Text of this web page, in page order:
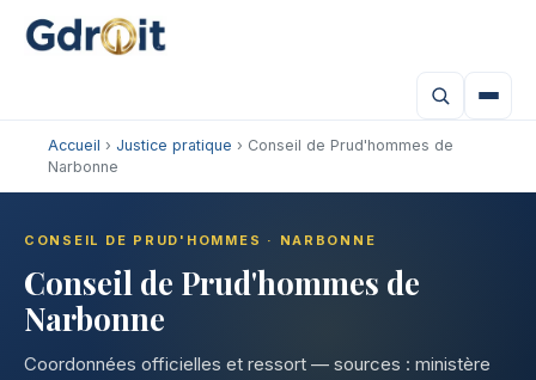
Accueil › Justice pratique › Conseil de Prud'hommes de
Narbonne
CONSEIL DE PRUD'HOMMES · NARBONNE
Conseil de Prud'hommes de
Narbonne
Coordonnées officielles et ressort — sources : ministère